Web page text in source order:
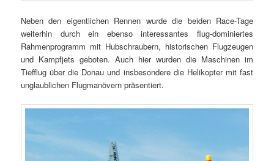
Neben den eigentlichen Rennen wurde die beiden Race-Tage
weiterhin durch ein ebenso interessantes flug-dominiertes
Rahmenprogramm mit Hubschraubern, historischen Flugzeugen
und Kampfjets geboten. Auch hier wurden die Maschinen im
Tiefflug über die Donau und insbesondere die Helikopter mit fast
unglaublichen Flugmanövern präsentiert.